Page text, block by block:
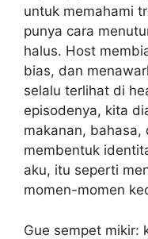
untuk memahami
punya cara
halus. Host
bias, dan
selalu terlihat di
episodenya, kita
makanan,
membentuk
aku, itu seperti
momen-momen
Gue sempet mikir: